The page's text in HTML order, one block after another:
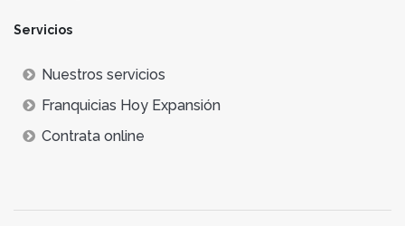
Servicios
Nuestros servicios
Franquicias Hoy Expansión
Contrata online